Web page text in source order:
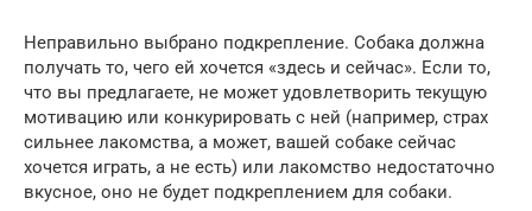
Неправильно выбрано подкрепление. Собака должна
получать то, чего ей хочется «здесь и сейчас». Если то,
что вы предлагаете, не может удовлетворить текущую
мотивацию или конкурировать с ней (например, страх
сильнее лакомства, а может, вашей собаке сейчас
хочется играть, а не есть) или лакомство недостаточно
вкусное, оно не будет подкреплением для собаки.